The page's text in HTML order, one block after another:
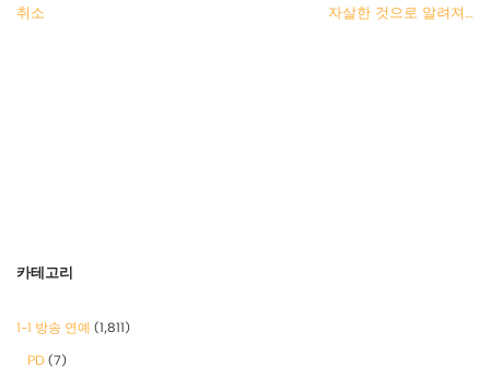
취소
자살한 것으로 알려져…
카테고리
1-1 방송 연예 (1,811)
PD (7)